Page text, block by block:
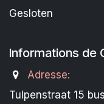
Gesloten
Informations de
Adresse:
Tulpenstraat 15